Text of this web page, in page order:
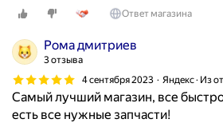
Ответ магазина
Рома дмитриев
3 отзыва
4 сентября 2023
Яндекс · Из
Самый лучший магазин, все
есть все нужные запчасти!